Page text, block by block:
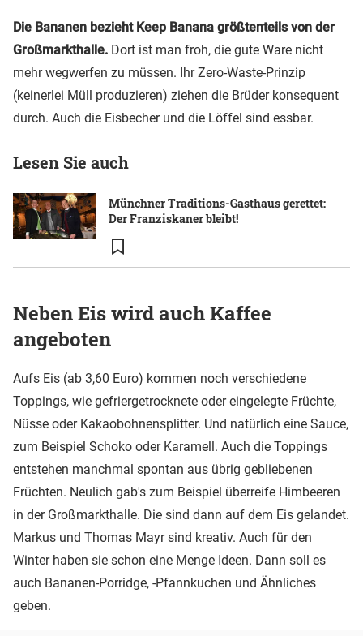
Die Bananen bezieht Keep Banana größtenteils von der
Großmarkthalle. Dort ist man froh, die gute Ware nicht
mehr wegwerfen zu müssen. Ihr Zero-Waste-Prinzip
(keinerlei Müll produzieren) ziehen die Brüder konsequent
durch. Auch die Eisbecher und die Löffel sind essbar.
Lesen Sie auch
Münchner Traditions-Gasthaus gerettet:
Der Franziskaner bleibt!
Neben Eis wird auch Kaffee
angeboten
Aufs Eis (ab 3,60 Euro) kommen noch verschiedene
Toppings, wie gefriergetrocknete oder eingelegte Früchte,
Nüsse oder Kakaobohnensplitter. Und natürlich eine Sauce,
zum Beispiel Schoko oder Karamell. Auch die Toppings
entstehen manchmal spontan aus übrig gebliebenen
Früchten. Neulich gab's zum Beispiel überreife Himbeeren
in der Großmarkthalle. Die sind dann auf dem Eis gelandet.
Markus und Thomas Mayr sind kreativ. Auch für den
Winter haben sie schon eine Menge Ideen. Dann soll es
auch Bananen-Porridge, -Pfannkuchen und Ähnliches
geben.